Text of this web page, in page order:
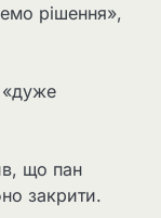
рішення»,
«дуже
що пан
закрити.